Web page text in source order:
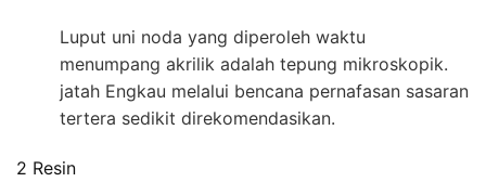
Luput uni noda yang diperoleh waktu
menumpang akrilik adalah tepung mikroskopik.
jatah Engkau melalui bencana pernafasan sasaran
tertera sedikit direkomendasikan.
2 Resin